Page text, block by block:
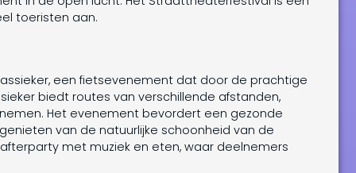
toeristen aan.
een fietsevenement dat door de prachtige
biedt routes van verschillende afstanden,
Het evenement bevordert een gezonde
van de natuurlijke schoonheid van de
met muziek en eten, waar deelnemers